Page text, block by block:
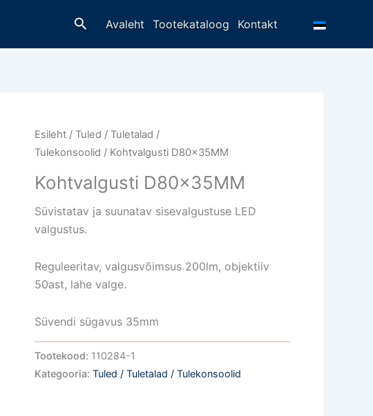
OtsingAvaleht Tootekataloog Kontakt
Esileht /Tuled / Tuletalad /
Tulekonsoolid / Kohtvalgusti D80x35MM
Kohtvalgusti D80x35MM
Süvistatav ja suunatav sisevalgustuse LED
valgustus.
Reguleeritav, valgusvõimsus 200lm, objektiiv
50ast, lahe valge.
Süvendi sügavus 35mm
Tootekood: 110284-1
Kategooria:Tuled / Tuletalad / Tulekonsoolid